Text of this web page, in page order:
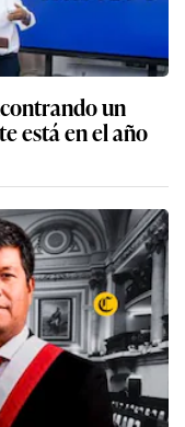
un
está en el año